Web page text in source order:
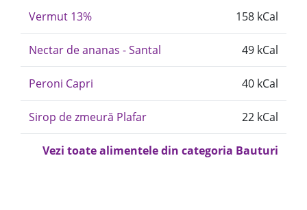
Vermut 13% 158 kCal
Nectar de ananas - Santal 49 kCal
Peroni Capri 40 kCal
Sirop de zmeură Plafar 22 kCal
Vezi toate alimentele din categoria Bauturi